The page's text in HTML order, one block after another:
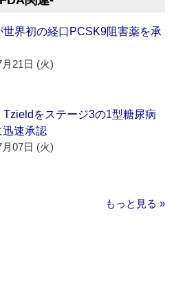
世界初の経口PCSK9阻害薬を承
21日 (火)
Tzieldをステージ3の1型糖尿病
迅速承認
07日 (火)
もっと見る »